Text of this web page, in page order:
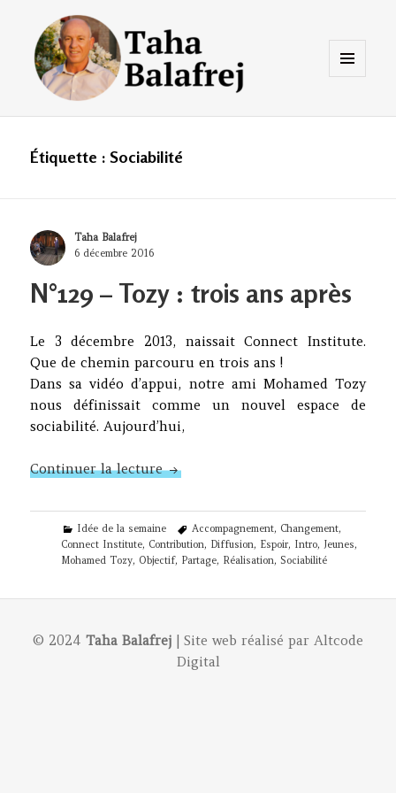
Taha Balafrej Blog
Étiquette :Sociabilité
Author
Taha Balafrej
Posted
6 décembre 2016
N°129 – Tozy : trois ans après
Le 3 décembre 2013, naissait Connect Institute.
Que de chemin parcouru en trois ans !
Dans sa vidéo d’appui, notre ami Mohamed Tozy
nous définissait comme un nouvel espace de
sociabilité. Aujourd’hui,
Continuer la lectureN°129 – Tozy : trois ans après
Categories
Idée de la semaine Tags
Accompagnement, Changement,
Connect Institute, Contribution, Diffusion, Espoir, Intro, Jeunes,
Mohamed Tozy, Objectif, Partage, Réalisation, Sociabilité
© 2024 Taha Balafrej | Site web réalisé par Altcode
Digital